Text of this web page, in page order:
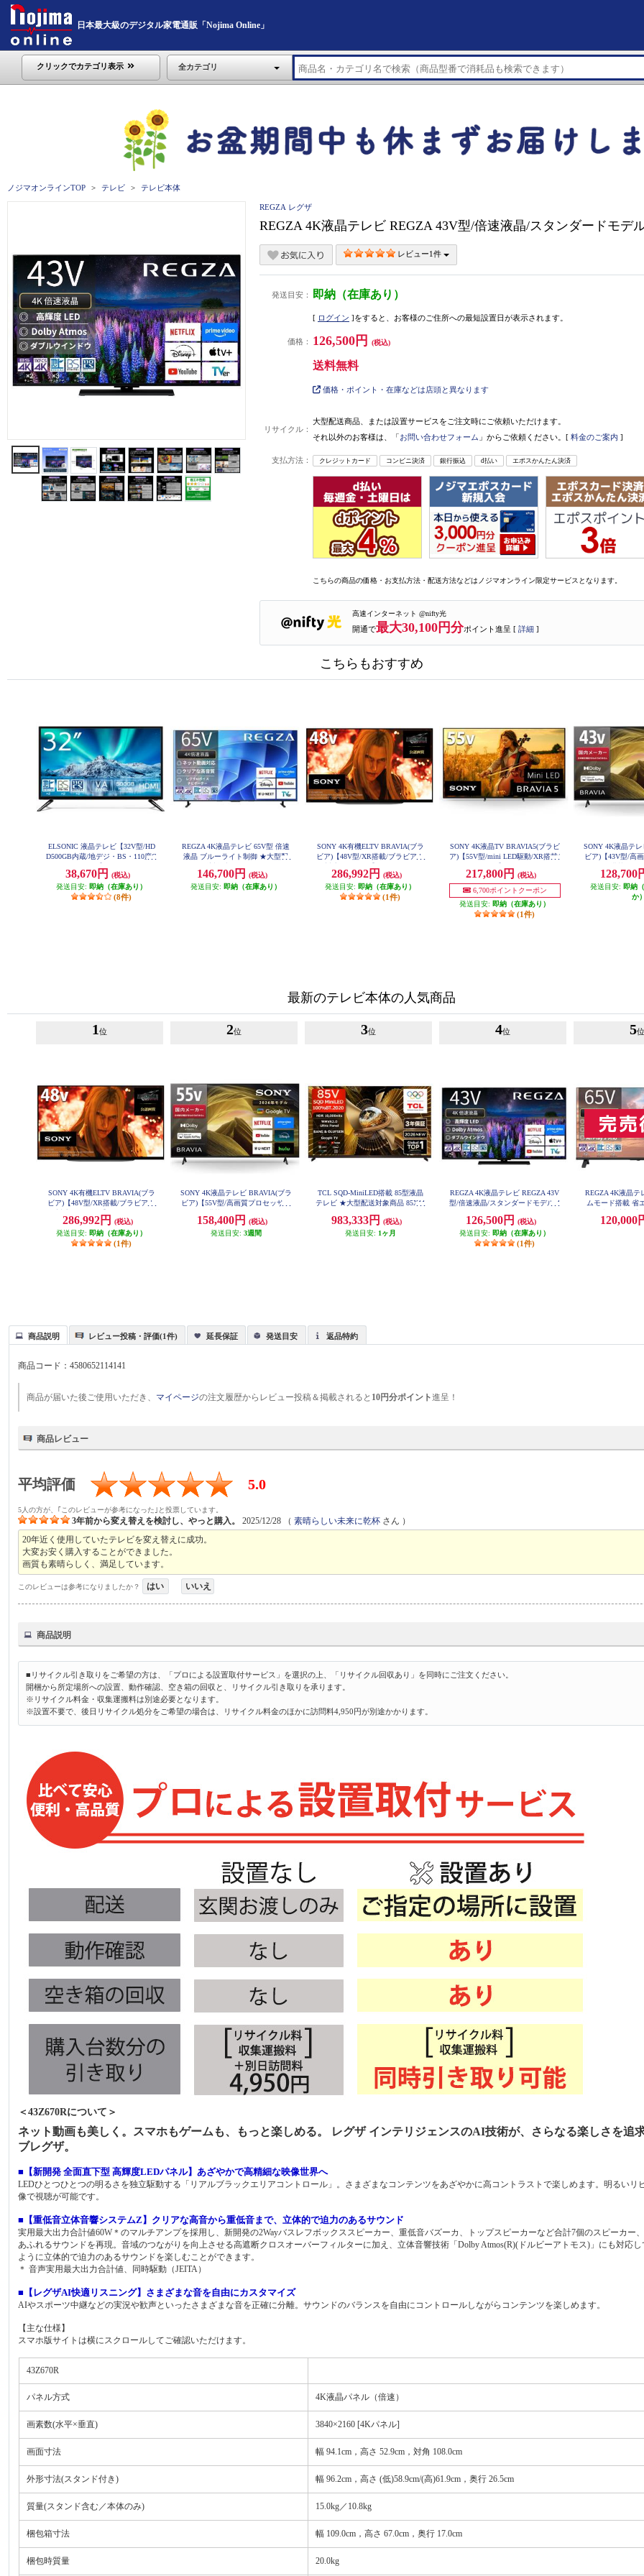
日本最大級のデジタル家電通販「Nojima Online」
クリックでカテゴリ表示 全カテゴリ
ノジマオンラインTOP テレビ テレビ本体
REGZA レグザ
REGZA 4K液晶テレビ REGZA 43V型/倍速液晶/スタンダードモデ
レビュー1件
発送目安： 即納（在庫あり）
[ ログイン ]をすると、お客様のご住所への最短設置日が表示されます。
価格： 126,500円 (税込)
送料無料
価格・ポイント・在庫などは店頭と異なります
リサイクル：
大型配送商品、または設置サービスをご注文時にご依頼いただけます。
それ以外のお客様は、「お問い合わせフォーム 」からご依頼ください。[ 料金のご案内 ]
支払方法： クレジットカード コンビニ決済 銀行振込 d払い エポスかんたん決済
こちらの商品の価格・お支払方法・配送方法などはノジマオンライン限定サービスとなります。
高速インターネット @nifty光
開通で最大30,100円分ポイント進呈 [ 詳細 ]
こちらもおすすめ
ELSONIC 液晶テレビ【32V型/HD
D500GB内蔵/地デジ・BS・110度C
38,670円
(税込)
発送目安: 即納（在庫あり）
(8件)
REGZA 4K液晶テレビ 65V型 倍速
液晶 ブルーライト制御 ★大型配
146,700円
(税込)
発送目安: 即納（在庫あり）
SONY 4K有機ELTV BRAVIA(ブラ
ビア)【48V型/XR搭載/ブラビアカ
286,992円
(税込)
発送目安: 即納（在庫あり）
(1件)
SONY 4K液晶TV BRAVIA5(ブラビ
ア)【55V型/mini LED駆動/XR搭載/
217,800円
(税込)
6,700ポイントクーポン
発送目安: 即納（在庫あり）
(1件)
SONY 4K液晶テ
ビア)【43V型/高
売モデル】
128,700
発送目安: 即納
か）
最新のテレビ本体の人気商品
1 位
SONY 4K有機ELTV BRAVIA(ブラ
ビア)【48V型/XR搭載/ブラビアカ
286,992円
(税込)
発送目安: 即納（在庫あり）
(1件)
2位
SONY 4K液晶テレビ BRAVIA(ブラ
ビア)【55V型/高画質プロセッサー
売モデル】 KJ-55X81L
158,400円
(税込)
発送目安: 3週間
3位
TCL SQD-MiniLED搭載 85型液晶
テレビ ★大型配送対象商品 85X11
983,333円
(税込)
発送目安: 1ヶ月
4位
REGZA 4K液晶テレビ REGZA 43V
型/倍速液晶/スタンダードモデル 4
126,500円
(税込)
発送目安: 即納（在庫あり）
(1件)
5位
REGZA 4K液晶テ
ムモード搭載 省
120,000
商品説明 レビュー投稿・評価(1件) 延長保証 発送目安 返品特約
商品コード：4580652114141
商品が届いた後ご使用いただき、 マイページの注文履歴からレビュー投稿＆掲載されると 10円分ポイント進呈！
商品レビュー
平均評価 5.0
5人の方が、｢このレビューが参考になった｣と投票しています。
3年前から変え替えを検討し、やっと購入。 2025/12/28 （素晴らしい未来に乾杯 さん ）
20年近く使用していたテレビを変え替えに成功。
大変お安く購入することができました。
画質も素晴らしく、満足しています。
このレビューは参考になりましたか？ はい いいえ
商品説明
■リサイクル引き取りをご希望の方は、「プロによる設置取付サービス」を選択の上、「リサイクル回収あり」を同時にご注文ください。
開梱から所定場所への設置、動作確認、空き箱の回収と、リサイクル引き取りを承ります。
※リサイクル料金・収集運搬料は別途必要となります。
※設置不要で、後日リサイクル処分をご希望の場合は、リサイクル料金のほかに訪問料4,950円が別途かかります。
＜43Z670Rについて＞
ネット動画も美しく。スマホもゲームも、もっと楽しめる。 レグザ インテリジェンスのAI技術が、さらなる楽しさを追
ブレグザ。
■【新開発 全面直下型 高輝度LEDパネル】あざやかで高精細な映像世界へ
LEDひとつひとつの明るさを独立駆動する「リアルブラックエリアコントロール」。さまざまなコンテンツをあざやかに高コントラストで楽しめます。明るいリ
像で視聴が可能です。
■【重低音立体音響システムZ】クリアな高音から重低音まで、立体的で迫力のあるサウンド
実用最大出力合計値60W＊のマルチアンプを採用し、新開発の2Wayバスレフボックススピーカー、重低音バズーカ、トップスピーカーなど合計7個のスピーカー
あふれるサウンドを再現。音域のつながりを向上させる高遮断クロスオーバーフィルターに加え、立体音響技術「Dolby Atmos(R)(ドルビーアトモス)」にも対応
ように立体的で迫力のあるサウンドを楽しむことができます。
＊ 音声実用最大出力合計値、同時駆動（JEITA）
■【レグザAI快適リスニング】さまざまな音を自由にカスタマイズ
AIやスポーツ中継などの実況や歓声といったさまざまな音を正確に分離。サウンドのバランスを自由にコントロールしながらコンテンツを楽しめます。
【主な仕様】
スマホ版サイトは横にスクロールしてご確認いただけます。
43Z670R
パネル方式 4K液晶パネル（倍速）
画素数(水平×垂直) 3840×2160 [4Kパネル]
画面寸法 幅 94.1cm，高さ 52.9cm，対角 108.0cm
外形寸法(スタンド付き) 幅 96.2cm，高さ (低)58.9cm/(高)61.9cm，奥行 26.5cm
質量(スタンド含む／本体のみ) 15.0kg／10.8kg
梱包箱寸法 幅 109.0cm，高さ 67.0cm，奥行 17.0cm
梱包時質量 20.0kg